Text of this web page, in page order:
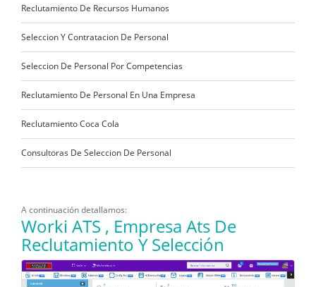
Reclutamiento De Recursos Humanos
Seleccion Y Contratacion De Personal
Seleccion De Personal Por Competencias
Reclutamiento De Personal En Una Empresa
Reclutamiento Coca Cola
Consultoras De Seleccion De Personal
A continuación detallamos:
Worki ATS , Empresa Ats De
Reclutamiento Y Selección